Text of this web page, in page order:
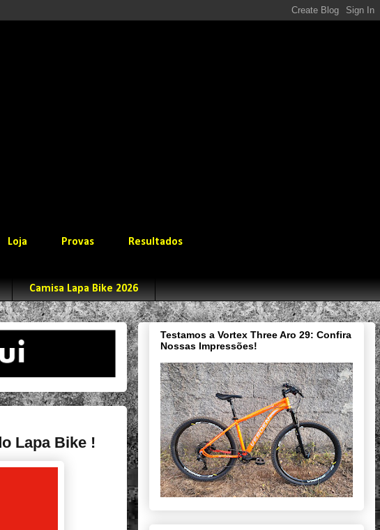
Loja Provas Resultados
Camisa Lapa Bike 2026
Lapa Bike !
Testamos a Vortex Three Aro 29: Confira
Nossas Impressões!